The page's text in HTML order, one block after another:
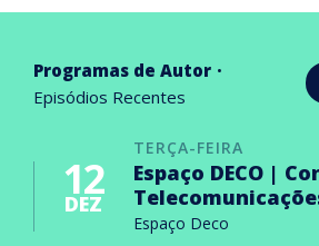
Programas de Autor
Episódios Recentes
TERÇA-FEIRA
12
DEZ
Espaço DECO |
Espaço Deco